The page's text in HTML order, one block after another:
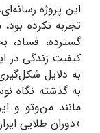
این پروژه
تجربه نکرده
گسترده، فساد،
کیفیت زندگی در
به دلایل
به گذشته نگاه
مانند من‌وتو و
«دوران طلایی